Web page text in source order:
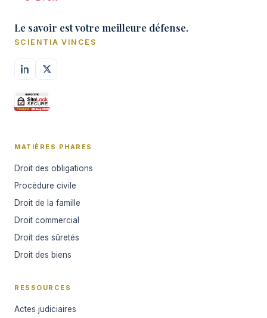
Le savoir est votre meilleure défense.
SCIENTIA VINCES
MATIÈRES PHARES
Droit des obligations
Procédure civile
Droit de la famille
Droit commercial
Droit des sûretés
Droit des biens
RESSOURCES
Actes judiciaires